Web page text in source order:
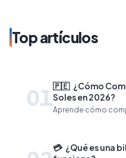
Top artículos
01🇵🇪 ¿Cómo
Soles en 2026?
Aprende cómo
💳 ¿Qué es una